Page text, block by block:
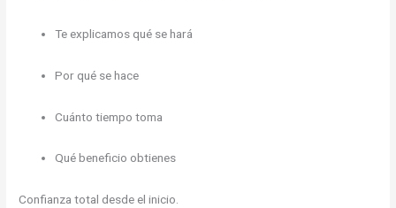
Te explicamos qué se hará
Por qué se hace
Cuánto tiempo toma
Qué beneficio obtienes
Confianza total desde el inicio.